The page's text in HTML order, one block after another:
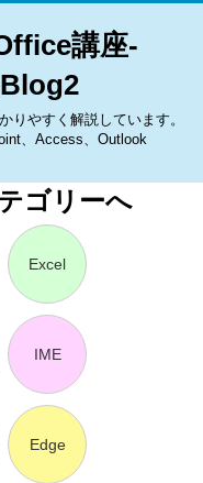
講座-
りやすく解説しています。
、Access、Outlook
ゴリーへ
Excel
IME
Edge